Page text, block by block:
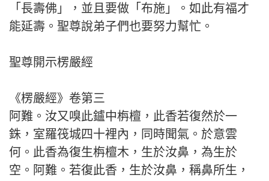
「長壽佛」，並且要做「布施」。如此有福才
能延壽。聖尊說弟子們也要努力幫忙。
聖尊開示楞嚴經
《楞嚴經》卷第三
阿難。汝又嗅此鑪中栴檀，此香若復然於一
銖，室羅筏城四十裡內，同時聞氣。於意雲
何。此香為復生栴檀木，生於汝鼻，為生於
空。阿難。若復此香，生於汝鼻，稱鼻所生，